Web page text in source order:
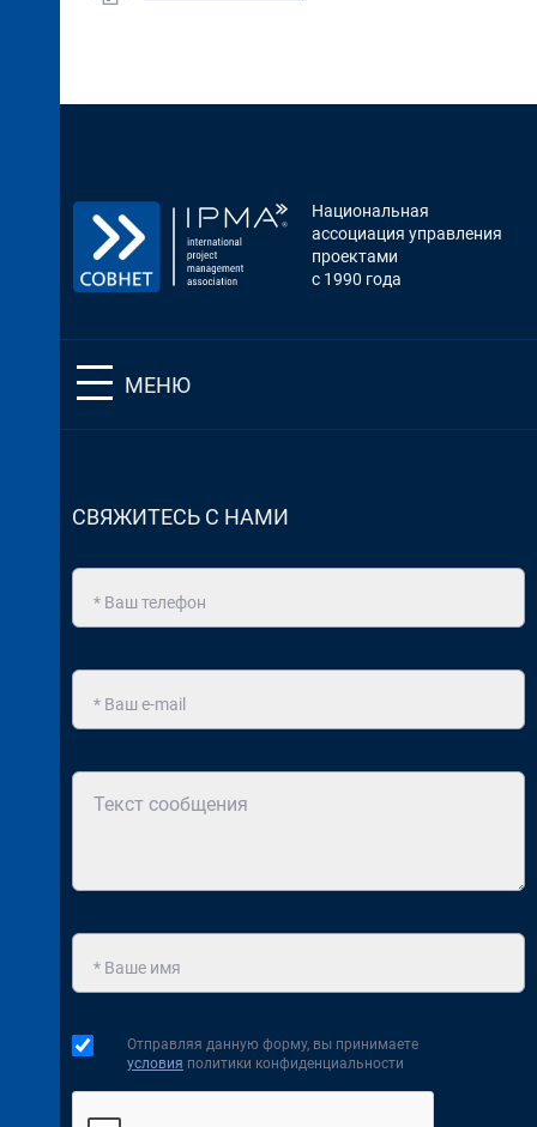
Национальная
ассоциация управления
проектами
с 1990 года
МЕНЮ
СВЯЖИТЕСЬ С НАМИ
Отправляя данную форму, вы принимаете
условия политики конфиденциальности